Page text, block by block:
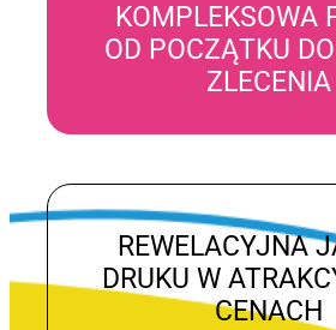
KOMPLEKSOWA
OD POCZĄTKU
ZLECENIA
REWELACYJNA
DRUKU W
CENACH